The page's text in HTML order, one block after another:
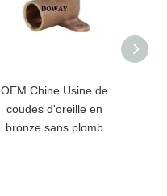
OEM Chine Usine de
coudes d'oreille en
bronze sans plomb